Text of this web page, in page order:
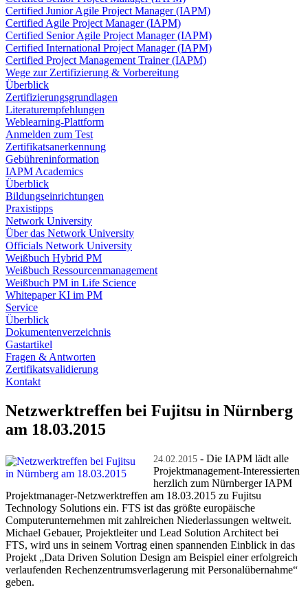
Certified Junior Agile Project Manager (IAPM)
Certified Agile Project Manager (IAPM)
Certified Senior Agile Project Manager (IAPM)
Certified International Project Manager (IAPM)
Certified Project Management Trainer (IAPM)
Wege zur Zertifizierung & Vorbereitung
Überblick
Zertifizierungsgrundlagen
Literaturempfehlungen
Weblearning-Plattform
Anmelden zum Test
Zertifikatsanerkennung
Gebühreninformation
IAPM Academics
Überblick
Bildungseinrichtungen
Praxistipps
Network University
Über das Network University
Officials Network University
Weißbuch Hybrid PM
Weißbuch Ressourcenmanagement
Weißbuch PM in Life Science
Whitepaper KI im PM
Service
Überblick
Dokumentenverzeichnis
Gastartikel
Fragen & Antworten
Zertifikatsvalidierung
Kontakt
Netzwerktreffen bei Fujitsu in Nürnberg
am 18.03.2015
24.02.2015 - Die IAPM lädt alle
Projektmanagement-Interessierten
herzlich zum Nürnberger IAPM
Projektmanager-Netzwerktreffen am 18.03.2015 zu Fujitsu
Technology Solutions ein. FTS ist das größte europäische
Computerunternehmen mit zahlreichen Niederlassungen weltweit.
Michael Gebauer, Projektleiter und Lead Solution Architect bei
FTS, wird uns in seinem Vortrag einen spannenden Einblick in das
Projekt „Data Driven Solution Design am Beispiel einer erfolgreich
verlaufenden Rechenzentrumsverlagerung mit Personalübernahme“
geben.